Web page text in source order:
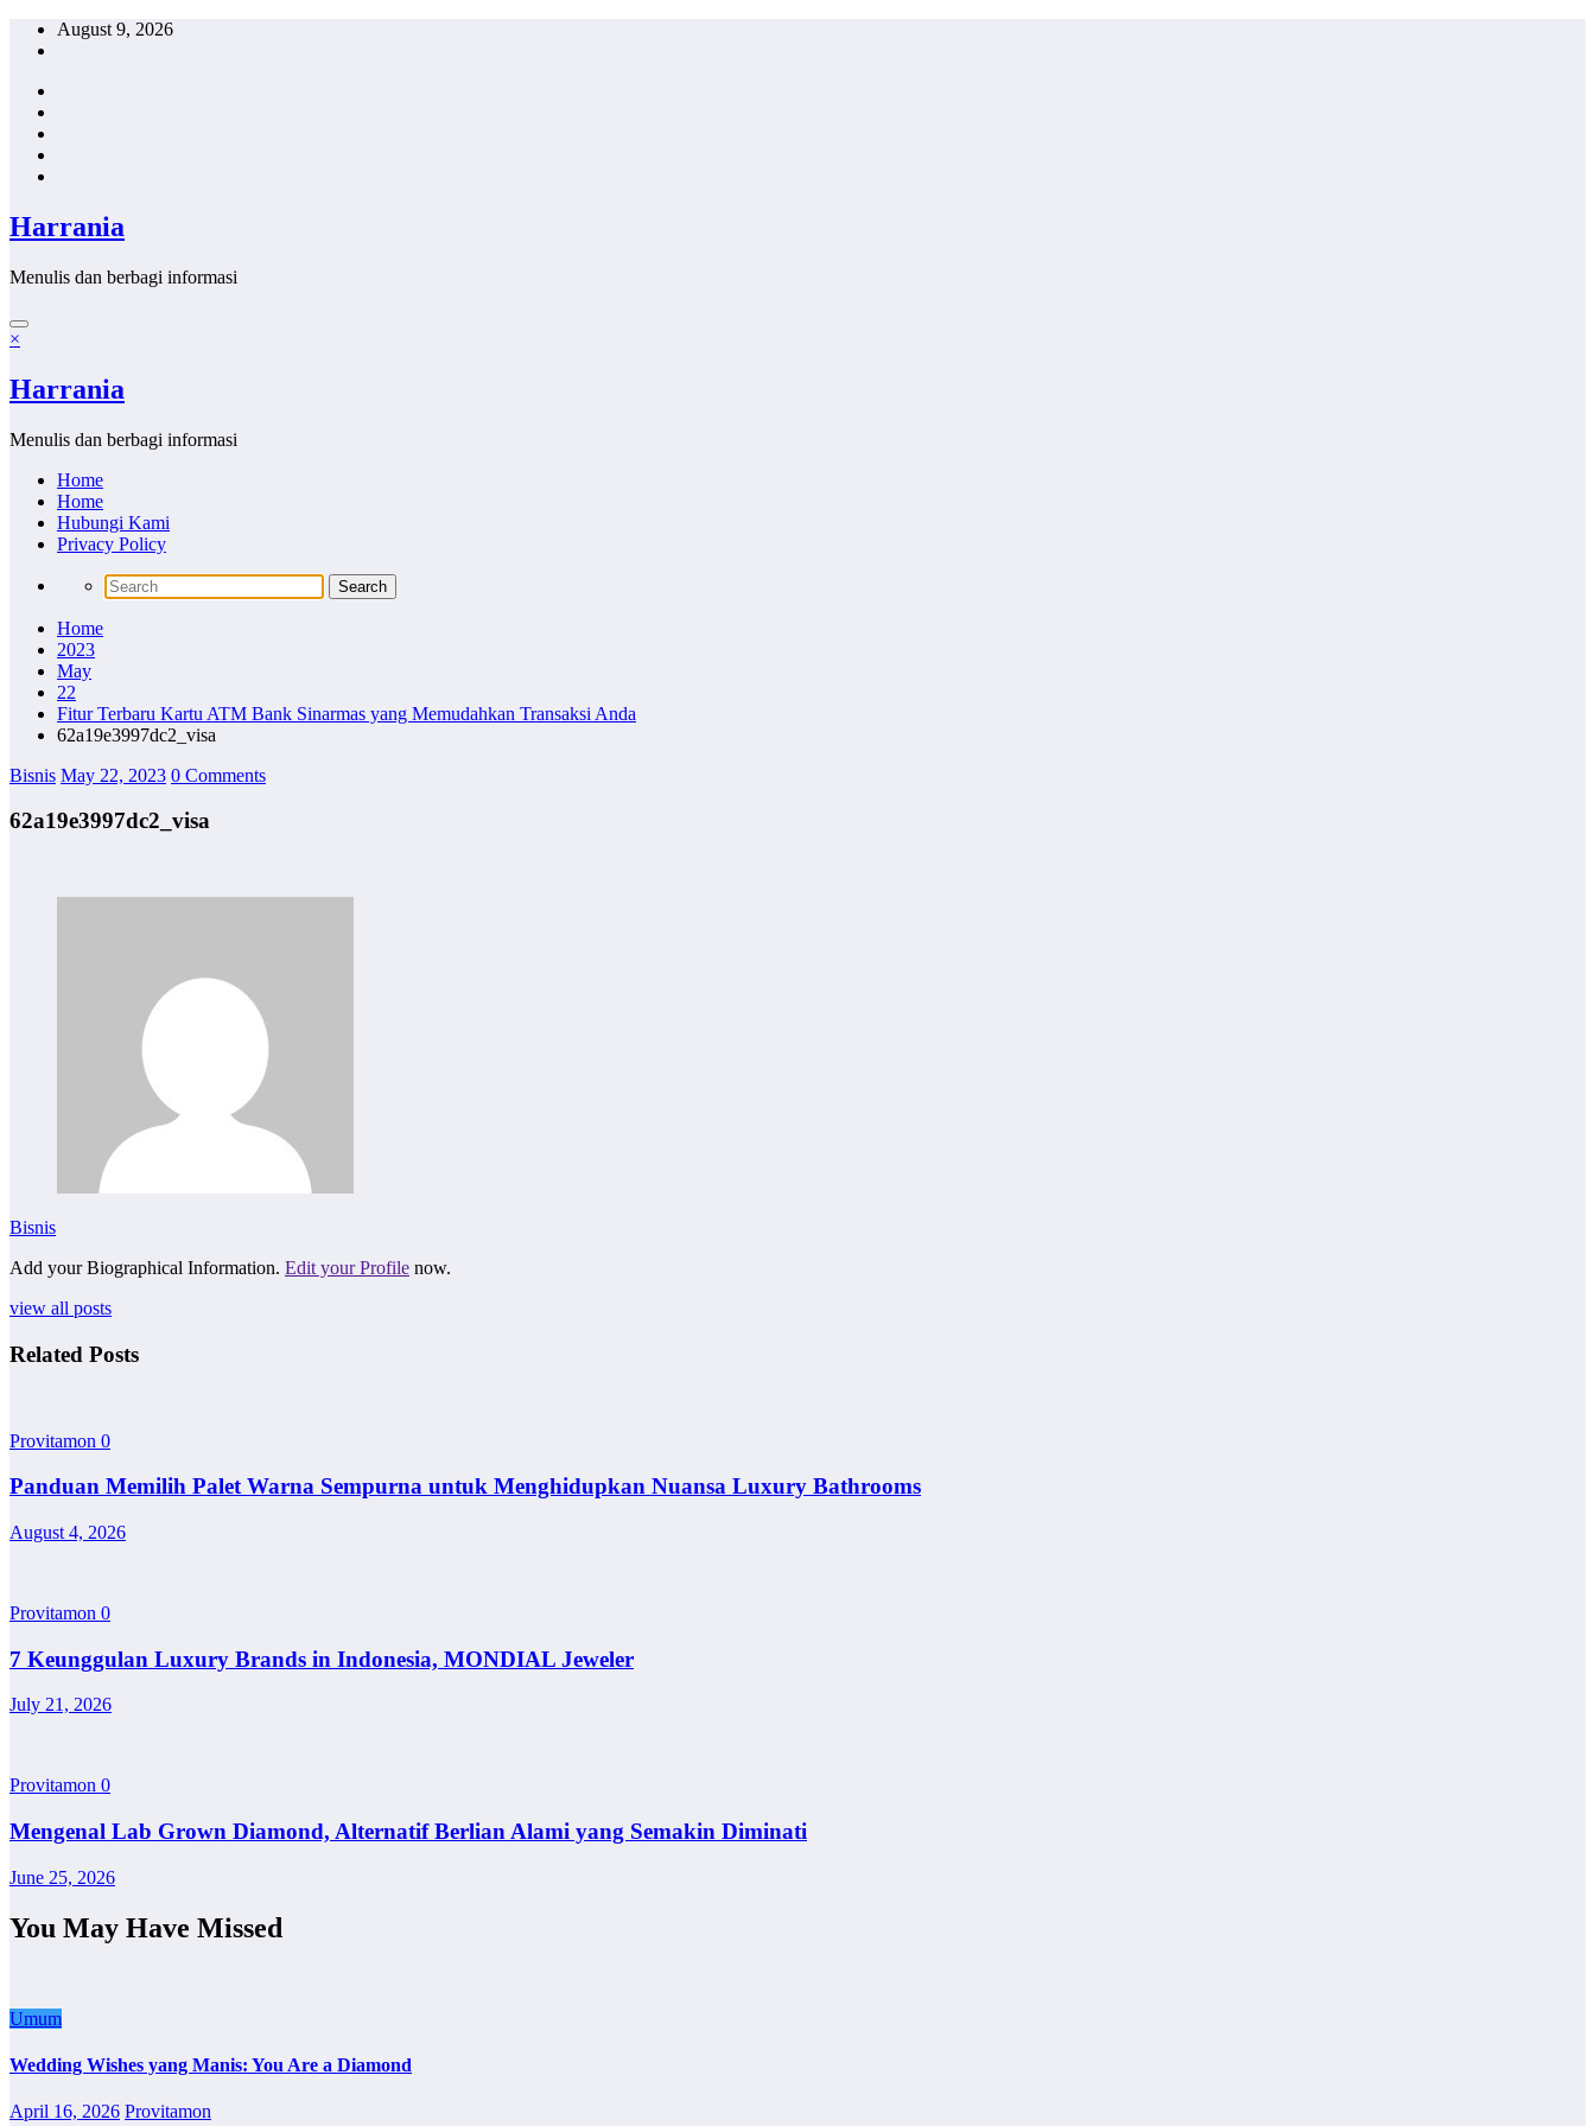
Skip
August 9, 2026
Harrania
Menulis dan berbagi informasi
×
Harrania
Menulis dan berbagi informasi
Home
Home
Hubungi Kami
Privacy Policy
Home
2023
May
22
Fitur Terbaru Kartu ATM Bank Sinarmas yang Memudahkan Transaksi Anda
62a19e3997dc2_visa
Bisnis May 22, 2023 0 Comments
62a19e3997dc2_visa
Bisnis
Add your Biographical Information. Edit your Profile now.
view all posts
Related Posts
Provitamon 0
Panduan Memilih Palet Warna Sempurna untuk Menghidupkan Nuansa Luxury Bathrooms
August 4, 2026
Provitamon 0
7 Keunggulan Luxury Brands in Indonesia, MONDIAL Jeweler
July 21, 2026
Provitamon 0
Mengenal Lab Grown Diamond, Alternatif Berlian Alami yang Semakin Diminati
June 25, 2026
You May Have Missed
Umum
Wedding Wishes yang Manis: You Are a Diamond
April 16, 2026 Provitamon